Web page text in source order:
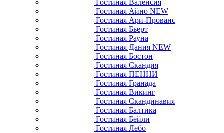
Гостиная Валенсия
Гостиная Айно NEW
Гостиная Ари-Прованс
Гостиная Бьерт
Гостиная Рауна
Гостиная Дания NEW
Гостиная Бостон
Гостиная Скандия
Гостиная ПЕННИ
Гостиная Гранада
Гостиная Викинг
Гостиная Скандинавия
Гостиная Балтика
Гостиная Бейли
Гостиная Лебо